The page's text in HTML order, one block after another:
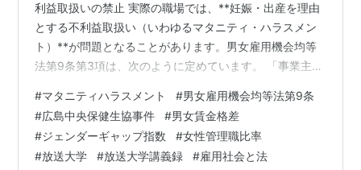
利益取扱いの禁止 実際の職場では、**妊娠・出産を理由
とする不利益取扱い（いわゆるマタニティ・ハラスメン
ト）**が問題となることがあります。男女雇用機会均等
法第9条第3項は、次のように定めています。 「事業主
たは母性健康管理措置を申し出たことなどを理由とし
て、解雇その他不利益な取扱いをしてはならない。」 こ
の規定は、妊娠や出産を理由とする降格、解雇、賃金引
下げ、雇止めなどを禁止するものです。もし不利益取扱
#マタニティハラスメント #男女雇用機会均等法第9条
#広島中央保健生協事件 #男女賃金格差
#ジェンダーギャップ指数 #女性管理職比率
#放送大学 #放送大学講義録 #雇用社会と法